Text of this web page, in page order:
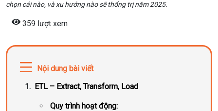
chọn cái nào, và xu hướng nào sẽ thống trị năm 2025.
359 lượt xem
Nội dung bài viết
ETL – Extract, Transform, Load
Quy trình hoạt động: